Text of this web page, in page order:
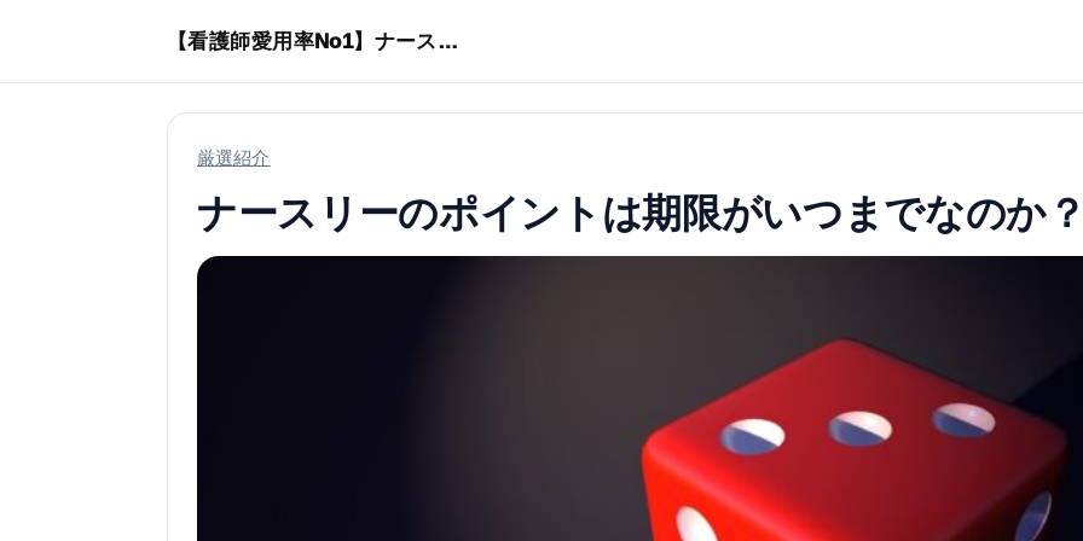
【看護師愛用率No1】ナースリーで人気の商品はコレ
厳選紹介
ナースリーのポイントは期限がいつまでなのか